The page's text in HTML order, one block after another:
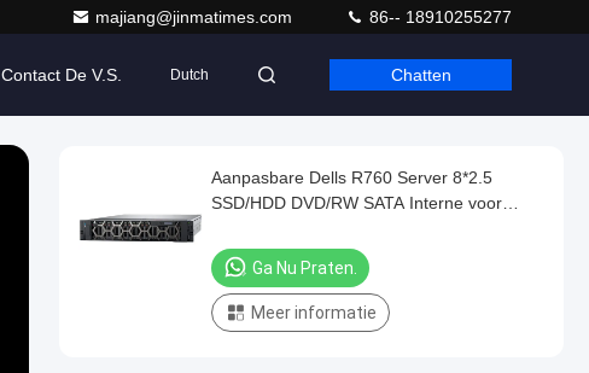
majiang@jinmatimes.com 86-- 18910255277
Contact De V.S. Dutch Chatten
Aanpasbare Dells R760 Server 8*2.5
SSD/HDD DVD/RW SATA Interne voor
Ga Nu Praten.
Meer informatie